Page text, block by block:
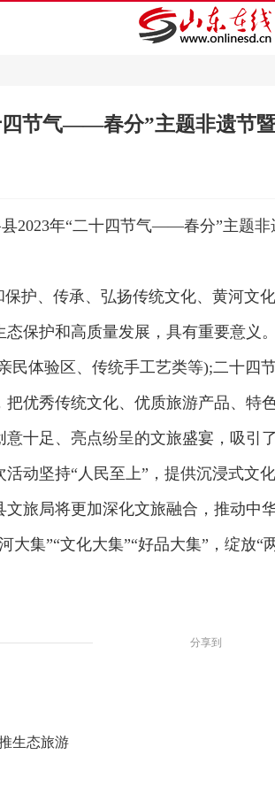
节气——春分”主题非遗节
年“二十四节气——春分”主题非
、传承、弘扬传统文化、黄河文
保护和高质量发展，具有重要意义。
验区、传统手工艺类等);二十四
优秀传统文化、优质旅游产品、
十足、亮点纷呈的文旅盛宴，吸引
坚持“人民至上”，提供沉浸式文
旅局将更加深化文旅融合，推动
集”“文化大集”“好品大集”，绽放
分享到
生态旅游